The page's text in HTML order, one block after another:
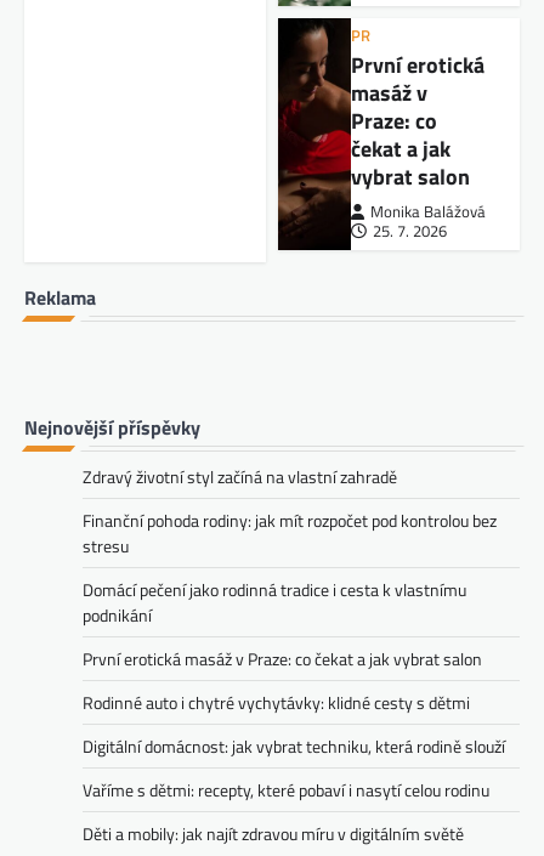
PR
První erotická
masáž v
Praze: co
čekat a jak
vybrat salon
Monika Balážová
25. 7. 2026
Reklama
Nejnovější příspěvky
Zdravý životní styl začíná na vlastní zahradě
Finanční pohoda rodiny: jak mít rozpočet pod kontrolou bez
stresu
Domácí pečení jako rodinná tradice i cesta k vlastnímu
podnikání
První erotická masáž v Praze: co čekat a jak vybrat salon
Rodinné auto i chytré vychytávky: klidné cesty s dětmi
Digitální domácnost: jak vybrat techniku, která rodině slouží
Vaříme s dětmi: recepty, které pobaví i nasytí celou rodinu
Děti a mobily: jak najít zdravou míru v digitálním světě